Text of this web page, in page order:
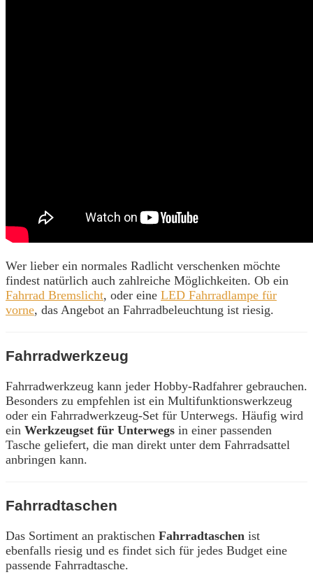
Wer lieber ein normales Radlicht verschenken möchte
findest natürlich auch zahlreiche Möglichkeiten. Ob ein
Fahrrad Bremslicht, oder eine LED Fahrradlampe für
vorne, das Angebot an Fahrradbeleuchtung ist riesig.
Fahrradwerkzeug
Fahrradwerkzeug kann jeder Hobby-Radfahrer gebrauchen.
Besonders zu empfehlen ist ein Multifunktionswerkzeug
oder ein Fahrradwerkzeug-Set für Unterwegs. Häufig wird
ein Werkzeugset für Unterwegs in einer passenden
Tasche geliefert, die man direkt unter dem Fahrradsattel
anbringen kann.
Fahrradtaschen
Das Sortiment an praktischen Fahrradtaschen ist
ebenfalls riesig und es findet sich für jedes Budget eine
passende Fahrradtasche.